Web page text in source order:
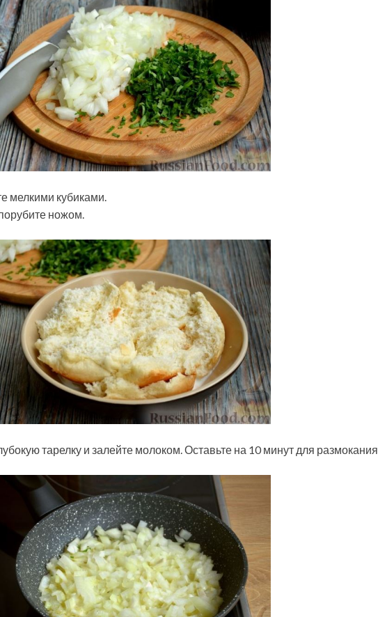
мелкими кубиками.
ножом.
тарелку и залейте молоком. Оставьте на 10 минут для размокания.